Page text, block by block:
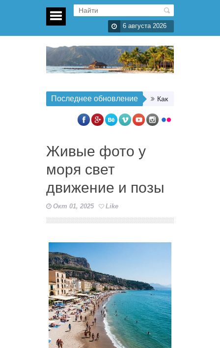
6 августа 2026
Последнее обновление Как организовать
Живые фото у
моря свет
движение и позы
Окт 01, 2025 Like